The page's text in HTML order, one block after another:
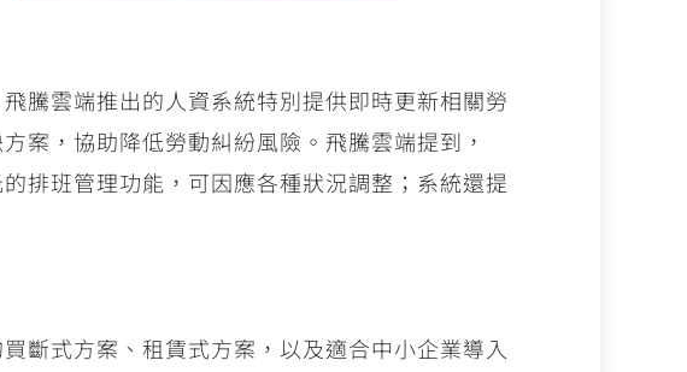
騰雲端推出的人資系統特別提供即時更新相關勞
案，協助降低勞動糾紛風險。飛騰雲端提到，
排班管理功能，可因應各種狀況調整；系統還提
斷式方案、租賃式方案，以及適合中小企業導入